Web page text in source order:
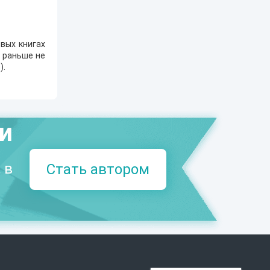
книгах
раньше не
).
в
Стать автором